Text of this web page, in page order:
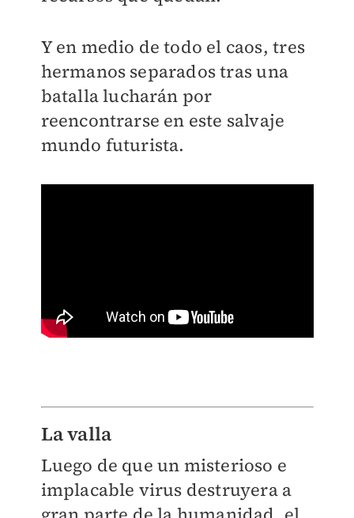
Y en medio de todo el caos, tres
hermanos separados tras una
batalla lucharán por
reencontrarse en este salvaje
mundo futurista.
La valla
Luego de que un misterioso e
implacable virus destruyera a